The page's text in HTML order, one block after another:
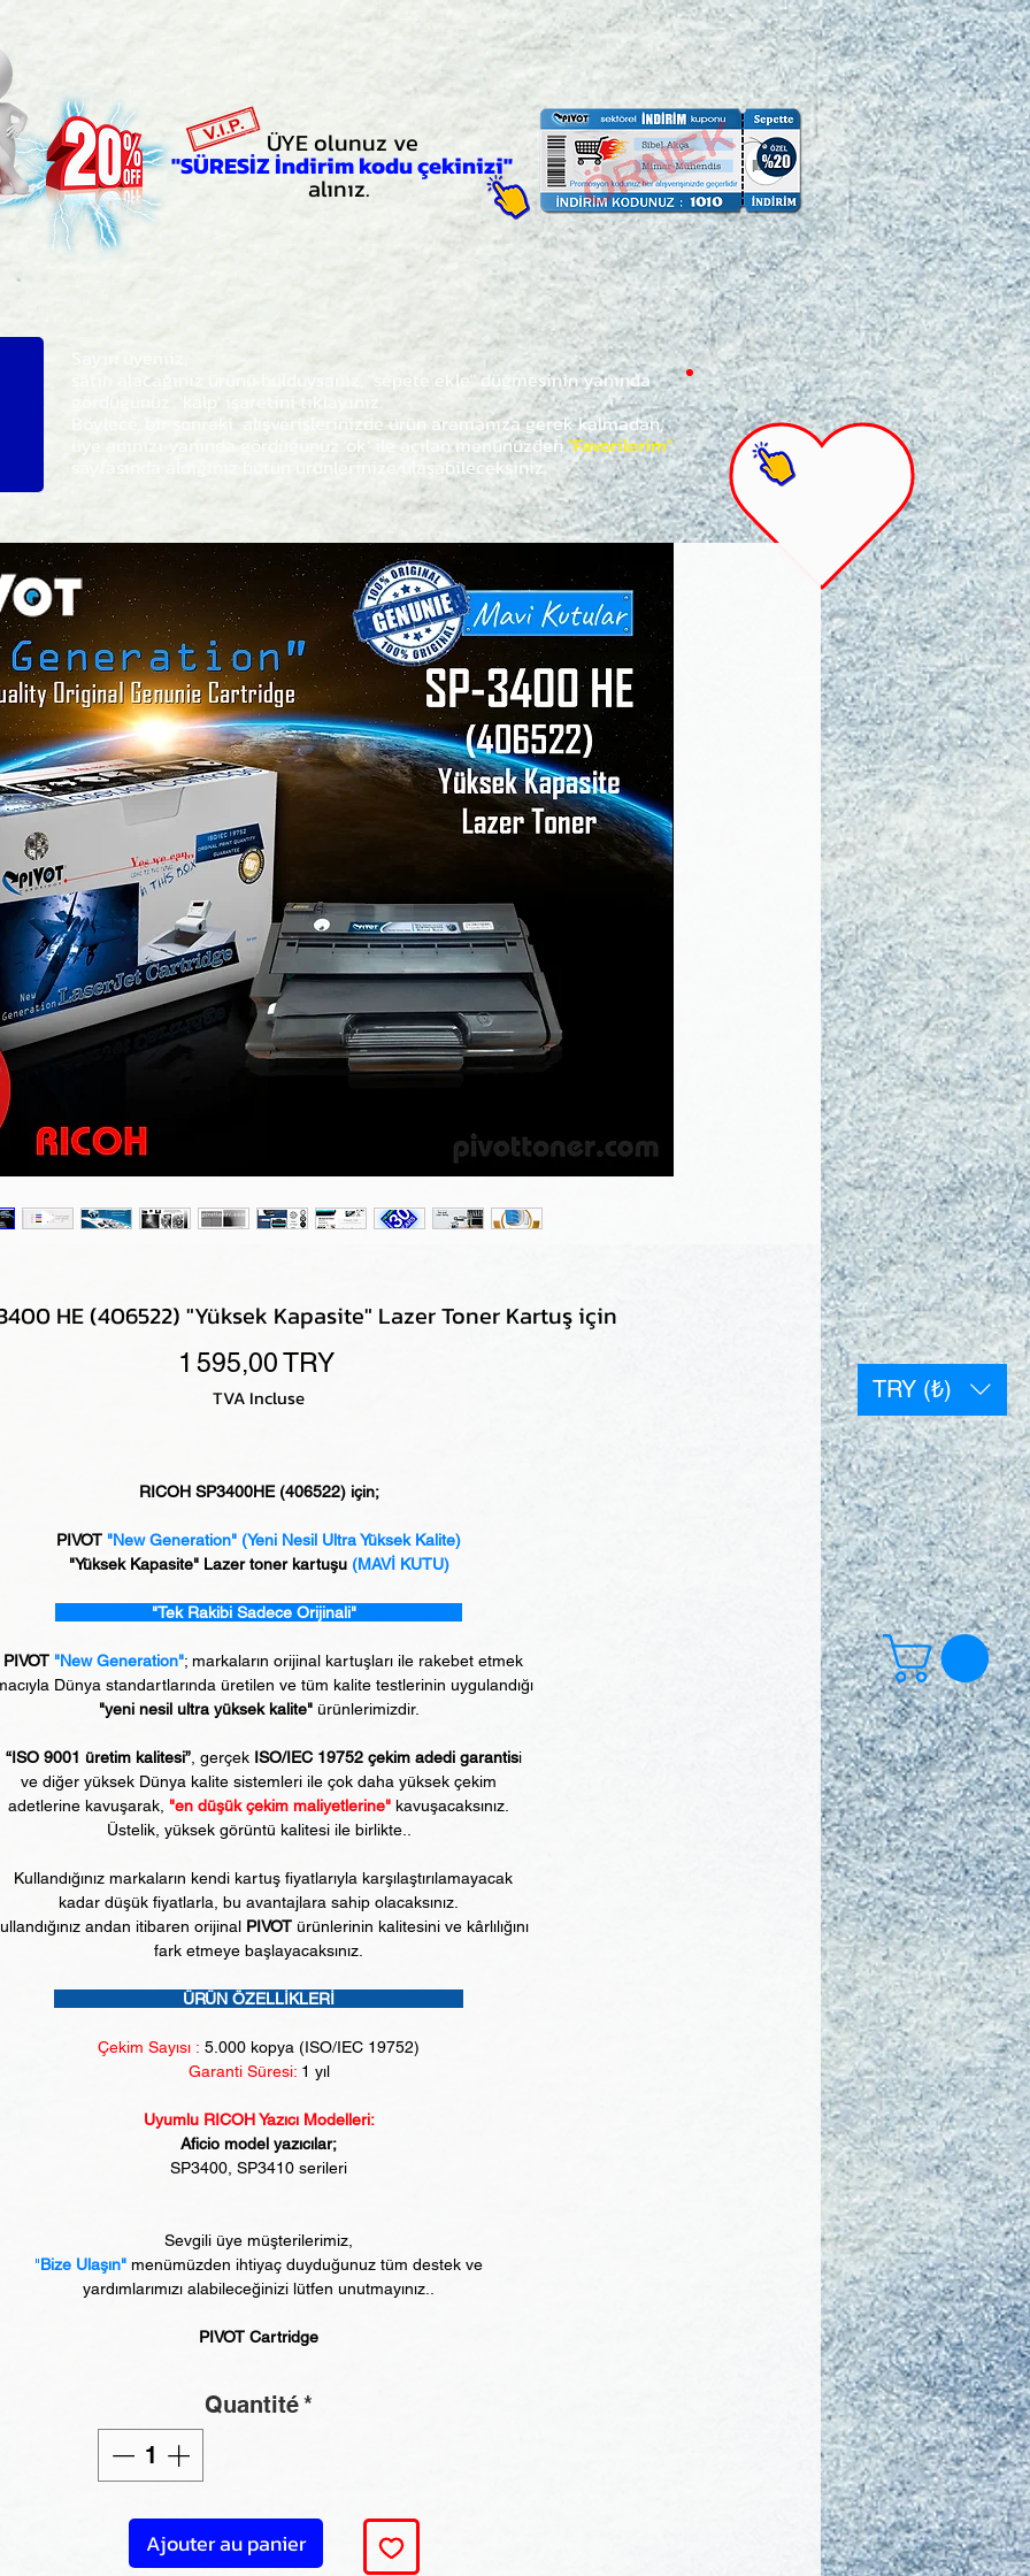
TRY (₺)
ÜYE olunuz ve
"SÜRESİZ İndirim kodu çekinizi"
alınız.
satın alacağınız ürünü bulduysanız, "sepete ekle" düğmesinin yanında
gördüğünüz 'kalp' işaretini tıklayınız.
bir sonraki alışverişlerinizde ürün aramanıza gerek kalmadan,
üye adınızı yanında gördüğünüz 'ok' ile açılan menünüzden"Favorilerim"
sayfasında aldığınız bütün ürünlerinize ulaşabileceksiniz.
HE (406522) "Yüksek Kapasite" Lazer Toner Kartuş için
1 595,00 TRYPrix
TVA Incluse
RICOH SP3400HE (406522) için;
PIVOT "New Generation" (Yeni Nesil Ultra Yüksek Kalite)
"Yüksek Kapasite" Lazer toner kartuşu (MAVİ KUTU)
"Tek Rakibi Sadece Orijinali"
PIVOT "New Generation"; markaların orijinal kartuşları ile rakebet etmek
Dünya standartlarında üretilen ve tüm kalite testlerinin uygulandığı
"yeni nesil ultra yüksek kalite"ürünlerimizdir.
“ISO 9001 üretim kalitesi”, gerçekISO/IEC 19752 çekim adedi garantisi
ve diğer yüksek Dünya kalite sistemleri ile çok daha yüksek çekim
adetlerine kavuşarak, "en düşük çekim maliyetlerine" kavuşacaksınız.
Üstelik, yüksek görüntü kalitesi ile birlikte..
Kullandığınız markaların kendi kartuş fiyatlarıyla karşılaştırılamayacak
kadar düşük fiyatlarla, bu avantajlara sahip olacaksınız.
andan itibaren orijinal PIVOTürünlerinin kalitesini ve kârlılığını
fark etmeye başlayacaksınız.
ÜRÜN ÖZELLİKLERİ
Çekim Sayısı : 5.000 kopya (ISO/IEC 19752)
Garanti Süresi:1 yıl
Uyumlu RICOH Yazıcı Modelleri:
Aficio model yazıcılar;
SP3400, SP3410 serileri
Sevgili üye müşterilerimiz,
"Bize Ulaşın" menümüzden ihtiyaç duyduğunuz tüm destek ve
yardımlarımızı alabileceğinizi lütfen unutmayınız..
PIVOT Cartridge
Quantité*
Ajouter au panier